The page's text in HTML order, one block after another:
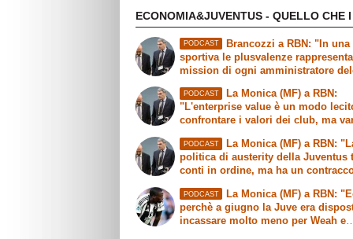
ECONOMIA&JUVENTUS - QUELLO CHE
PODCAST
Brancozzi a RBN: "In una
sportiva le plusvalenze
mission di ogni amministratore
PODCAST
La Monica (MF) a RBN:
"L'enterprise value è un modo
confrontare i valori dei club, ma
PODCAST
La Monica (MF) a RBN:
politica di austerity della Juventus
conti in ordine, ma ha un
PODCAST
La Monica (MF) a RBN:
perchè a giugno la Juve era
incassare molto meno per Weah e